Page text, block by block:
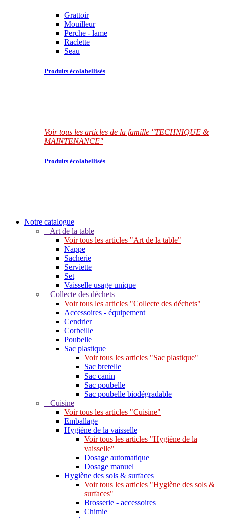
Grattoir
Mouilleur
Perche - lame
Raclette
Seau
Produits écolabellisés
Voir tous les articles de la famille "TECHNIQUE &
MAINTENANCE"
Produits écolabellisés
Notre catalogue
Art de la table
Voir tous les articles "Art de la table"
Nappe
Sacherie
Serviette
Set
Vaisselle usage unique
Collecte des déchets
Voir tous les articles "Collecte des déchets"
Accessoires - équipement
Cendrier
Corbeille
Poubelle
Sac plastique
Voir tous les articles "Sac plastique"
Sac bretelle
Sac canin
Sac poubelle
Sac poubelle biodégradable
Cuisine
Voir tous les articles "Cuisine"
Emballage
Hygiène de la vaisselle
Voir tous les articles "Hygiène de la
vaisselle"
Dosage automatique
Dosage manuel
Hygiène des sols & surfaces
Voir tous les articles "Hygiène des sols &
surfaces"
Brosserie - accessoires
Chimie